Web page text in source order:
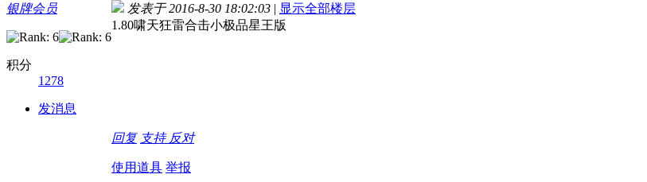
银牌会员
积分
1278
发消息
发表于 2016-8-30 18:02:03 | 显示全部楼层
1.80啸天狂雷合击小极品星王版
回复 支持 反对
使用道具 举报